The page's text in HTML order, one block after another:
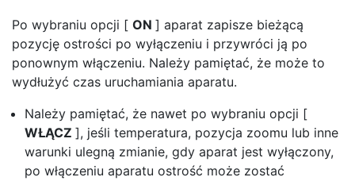
Po wybraniu opcji [ ON ] aparat zapisze bieżącą
pozycję ostrości po wyłączeniu i przywróci ją po
ponownym włączeniu. Należy pamiętać, że może to
wydłużyć czas uruchamiania aparatu.
Należy pamiętać, że nawet po wybraniu opcji [
WŁĄCZ ], jeśli temperatura, pozycja zoomu lub inne
warunki ulegną zmianie, gdy aparat jest wyłączony,
po włączeniu aparatu ostrość może zostać